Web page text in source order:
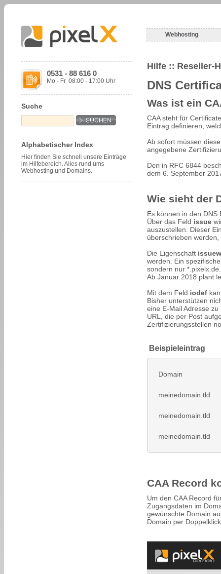
Webhosting
0531 - 88 616 0
Mo - Fr 08:00 - 17:00 Uhr
Suche
Alphabetischer Index
Hier finden Sie schnell unsere Einträge
im Hilfebereich. Alles rund ums
Webhosting und Domains.
Hilfe :: Reseller-
DNS
Was ist ein
CAA steht für
Eintrag definieren,
Ab sofort müssen
angegebene
Den in RFC 6844
dem 6. September
Wie sieht der
Es können in den
Über das Feld issue
auszustellen. Dieser
überschrieben
Die Eigenschaft
werden. Ein
sondern nur
Ab Januar 2018 plant
Mit dem Feld iodef
Bisher unterstützen
eine E-Mail Adresse
URL, die per Post
Zertifizierungsstellen
Beispieleintrag
Domain
meinedomain.tld
meinedomain.tld
meinedomain.tld
CAA Record
Um den CAA Record
Zugangsdaten im
gewünschte Domain
Domain per